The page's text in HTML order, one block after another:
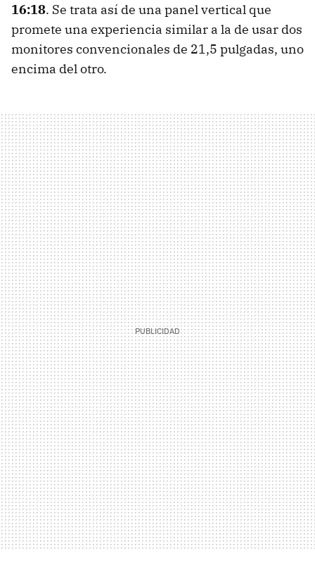
16:18. Se trata así de una panel vertical que
promete una experiencia similar a la de usar dos
monitores convencionales de 21,5 pulgadas, uno
encima del otro.